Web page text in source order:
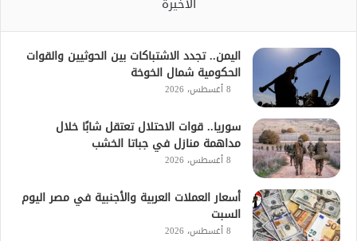
اليمن.. تجدد الاشتباكات بين الحوثيين والقوات
الحكومية شمال الخوخة
8 أغسطس، 2026
سوريا.. قوات الاحتلال تعتقل شابًا خلال
مداهمة منازل في جباتا الخشب
8 أغسطس، 2026
أسعار العملات العربية والأجنبية في مصر اليوم
السبت
8 أغسطس، 2026